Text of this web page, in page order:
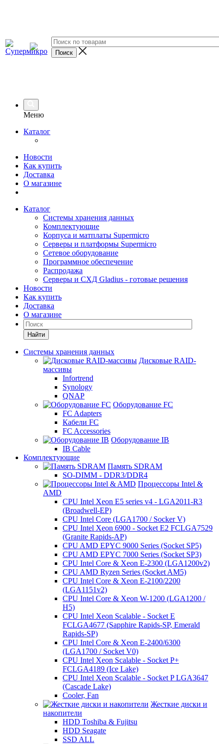
Меню
Каталог
Новости
Как купить
Доставка
О магазине
Каталог
Системы хранения данных
Комплектующие
Корпуса и матплаты Supermicro
Серверы и платформы Supermicro
Сетевое оборудование
Программное обеспечение
Распродажа
Серверы и СХД Gladius - готовые решения
Новости
Как купить
Доставка
О магазине
Найти
Системы хранения данных
Дисковые RAID-
массивы
Infortrend
Synology
QNAP
Оборудование FC
FC Adapters
Кабели FC
FC Accessories
Оборудование IB
IB Cable
Комплектующие
Память SDRAM
SO-DIMM - DDR3/DDR4
Процессоры Intel &
AMD
CPU Intel Xeon E5 series v4 - LGA2011-R3
(Broadwell-EP)
CPU Intel Core (LGA1700 / Socker V)
CPU Intel Xeon 6900 - Socket E2 FCLGA7529
(Granite Rapids-AP)
CPU AMD EPYC 9000 Series (Socket SP5)
CPU AMD EPYC 7000 Series (Socket SP3)
CPU Intel Core & Xeon E-2300 (LGA1200v2)
CPU AMD Ryzen Series (Socket AM5)
CPU Intel Core & Xeon E-2100/2200
(LGA1151v2)
CPU Intel Core & Xeon W-1200 (LGA1200 /
H5)
CPU Intel Xeon Scalable - Socket E
FCLGA4677 (Sapphire Rapids-SP, Emerald
Rapids-SP)
CPU Intel Core & Xeon E-2400/6300
(LGA1700 / Socket V0)
CPU Intel Xeon Scalable - Socket P+
FCLGA4189 (Ice Lake)
CPU Intel Xeon Scalable - Socket P LGA3647
(Cascade Lake)
Cooler, Fan
Жесткие диски и
накопители
HDD Toshiba & Fujitsu
HDD Seagate
SSD ALL